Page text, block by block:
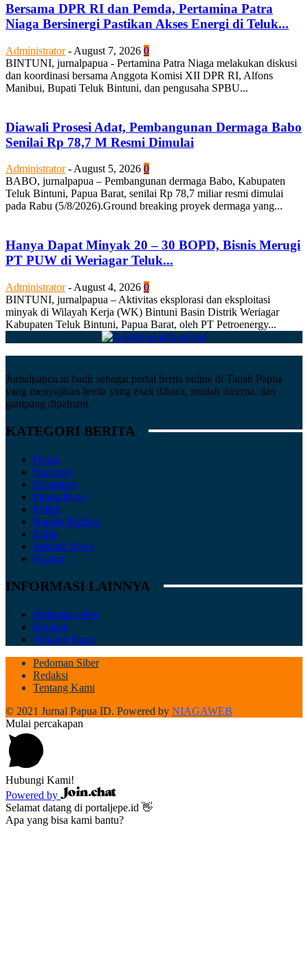
Bersama DPR RI dan Pemda, Pertamina Patra
Niaga Bersinergi Pastikan Akses Energi di Teluk...
Administrator - August 7, 2026 0
BINTUNI, jurnalpapua - Pertamina Patra Niaga melakukan diskusi
dan koordinasi bersama Anggota Komisi XII DPR RI, Alfons
Manibui, Bupati Teluk Bintuni, dan pengusaha SPBU...
Diawali Prosesi Adat, Pembangunan Dermaga Babo
Senilai Rp 78,7 M Resmi Dimulai
Administrator - August 5, 2026 0
BABO, jurnalpapua – Pembangunan dermaga Babo, Kabupaten
Teluk Bintuni, Papua Barat, senilai Rp 78,7 miliar resmi dimulai
pada Rabu (5/8/2026).Ground breaking proyek dermaga yang...
Hanya Dapat Minyak 20 – 30 BOPD, Bisnis Merugi
PT PUW di Weriagar Teluk...
Administrator - August 4, 2026 0
BINTUNI, jurnalpapua – Aktivitas eksplorasi dan eksploitasi
minyak di Wilayah Kerja (WK) Bintuni Basin Distrik Weriagar
Kabupaten Teluk Bintuni, Papua Barat, oleh PT Petroenergy...
Jurnalpapua.id hadir sebagai portal berita online di Tanah Papua
yang menyajikan berita yang enak dibaca, mudah dicerna, dan
gampang dipahami.
KATEGORI BERITA
Home
Nasional
Nusantara
Papua Raya
Politik
Ragam Budaya
Ekbis
Indepth News
Feature
INFORMASI LAINNYA
Pedoman Siber
Redaksi
Tentang Kami
Pedoman Siber
Redaksi
Tentang Kami
© 2021 Jurnal Papua ID. Powered by NIAGAWEB
Mulai percakapan
Hubungi Kami!
Powered by
Selamat datang di portaljepe.id 👋
Apa yang bisa kami bantu?